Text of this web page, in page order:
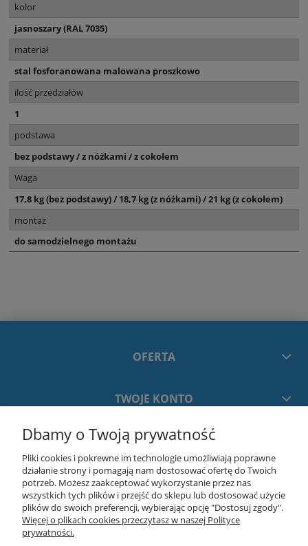
kolor
jasnoszary (RAL 7035)
materiał
stal fosforanowana malowana proszkowo
ilość przedziałów
1
podstawa
bez podstawy / z nóżkami / z cokołem
Waga
17,8 kg (bez podstawy) / 18,7 kg (z nóżkami) / 21 kg (z cokołem)
montaż
do samodzielnego montażu
OFERTA
TWOJE KONTO
PŁATNOŚCI I DOSTAWA
INFORMACJE
O NAS
Dbamy o Twoją prywatność
Pliki cookies i pokrewne im technologie umożliwiają poprawne
działanie strony i pomagają nam dostosować ofertę do Twoich
potrzeb. Możesz zaakceptować wykorzystanie przez nas
wszystkich tych plików i przejść do sklepu lub dostosować użycie
plików do swoich preferencji, wybierając opcję "Dostosuj zgody".
Więcej o plikach cookies przeczytasz w naszej Polityce
prywatności.